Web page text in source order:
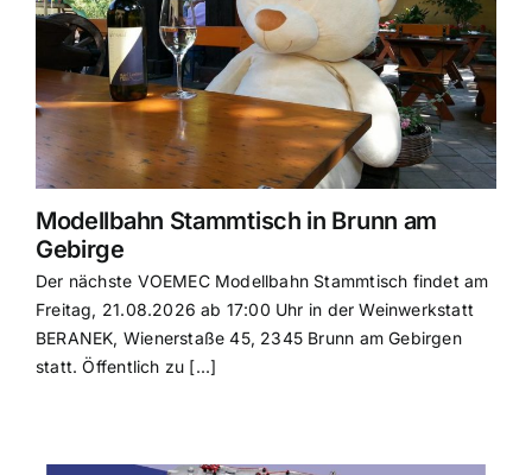
Modellbahn Stammtisch in Brunn am
Gebirge
Der nächste VOEMEC Modellbahn Stammtisch findet am
Freitag, 21.08.2026 ab 17:00 Uhr in der Weinwerkstatt
BERANEK, Wienerstaße 45, 2345 Brunn am Gebirgen
statt. Öffentlich zu [...]